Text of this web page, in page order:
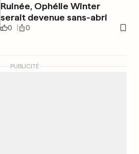
Ruinée, Ophélie Winter
serait devenue sans-abri
0 0
PUBLICITÉ